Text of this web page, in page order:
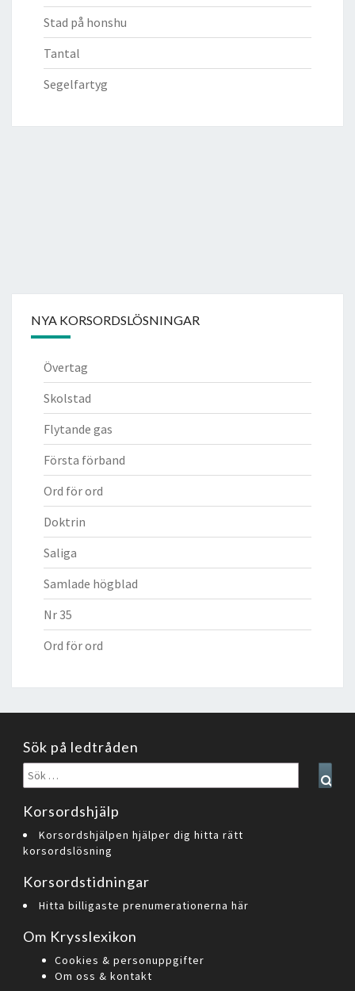
Stad på honshu
Tantal
Segelfartyg
NYA KORSORDSLÖSNINGAR
Övertag
Skolstad
Flytande gas
Första förband
Ord för ord
Doktrin
Saliga
Samlade högblad
Nr 35
Ord för ord
Sök på ledtråden
Sök
efter:
Korsordshjälp
Korsordshjälpen hjälper dig hitta rätt
korsordslösning
Korsordstidningar
Hitta billigaste prenumerationerna här
Om Krysslexikon
Cookies & personuppgifter
Om oss & kontakt